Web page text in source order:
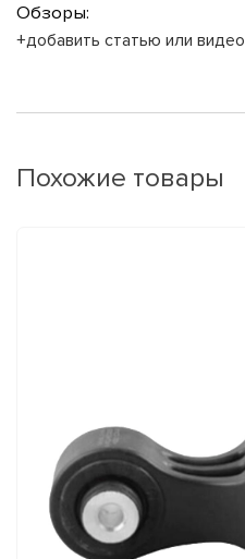
Обзоры:
+добавить статью или видео
Похожие товары